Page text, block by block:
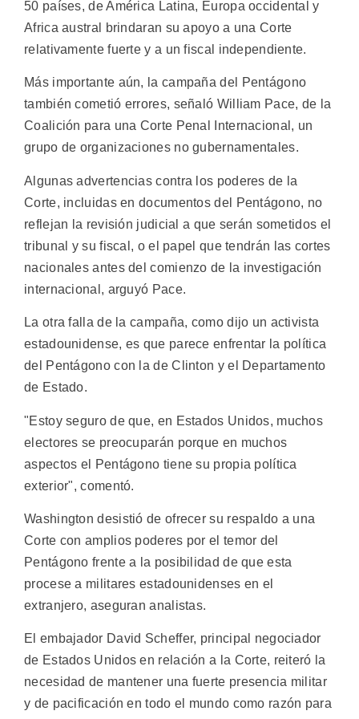
50 países, de América Latina, Europa occidental y
Africa austral brindaran su apoyo a una Corte
relativamente fuerte y a un fiscal independiente.
Más importante aún, la campaña del Pentágono
también cometió errores, señaló William Pace, de la
Coalición para una Corte Penal Internacional, un
grupo de organizaciones no gubernamentales.
Algunas advertencias contra los poderes de la
Corte, incluidas en documentos del Pentágono, no
reflejan la revisión judicial a que serán sometidos el
tribunal y su fiscal, o el papel que tendrán las cortes
nacionales antes del comienzo de la investigación
internacional, arguyó Pace.
La otra falla de la campaña, como dijo un activista
estadounidense, es que parece enfrentar la política
del Pentágono con la de Clinton y el Departamento
de Estado.
"Estoy seguro de que, en Estados Unidos, muchos
electores se preocuparán porque en muchos
aspectos el Pentágono tiene su propia política
exterior", comentó.
Washington desistió de ofrecer su respaldo a una
Corte con amplios poderes por el temor del
Pentágono frente a la posibilidad de que esta
procese a militares estadounidenses en el
extranjero, aseguran analistas.
El embajador David Scheffer, principal negociador
de Estados Unidos en relación a la Corte, reiteró la
necesidad de mantener una fuerte presencia militar
y de pacificación en todo el mundo como razón para